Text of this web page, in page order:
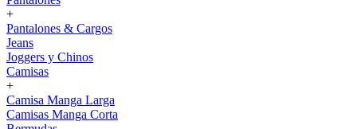
+
Pantalones & Cargos
Jeans
Joggers y Chinos
Camisas
+
Camisa Manga Larga
Camisas Manga Corta